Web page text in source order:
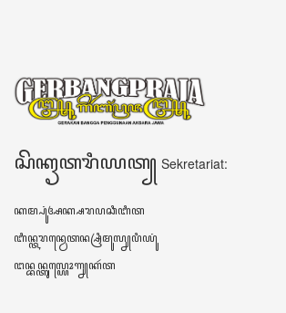
GERBANG PRAJA
ꦊꦣꦏꦤ꧀ꦚ...
Sultan HB X: Aksara Jawa...